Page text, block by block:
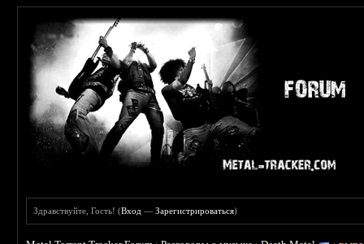
Здравствуйте, Гость! (Вход —Зарегистрироваться)